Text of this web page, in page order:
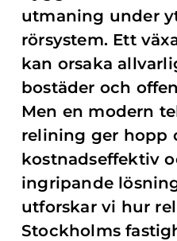
utmaning under
rörsystem. Ett
kan orsaka
bostäder och
Men en modern
relining ger hopp
kostnadseffektiv
ingripande
utforskar vi hur
Stockholms